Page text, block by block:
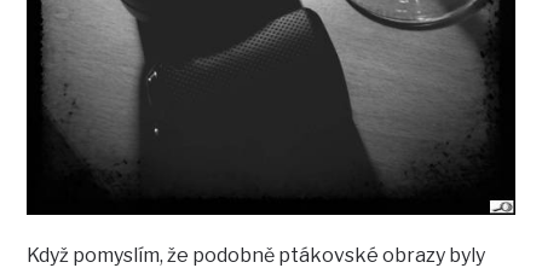
Když pomyslím, že podobně ptákovské obrazy byly